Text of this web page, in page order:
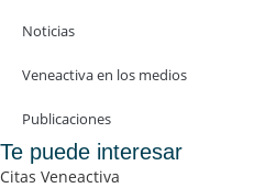
Noticias
Veneactiva en los medios
Publicaciones
Te puede interesar
Citas Veneactiva